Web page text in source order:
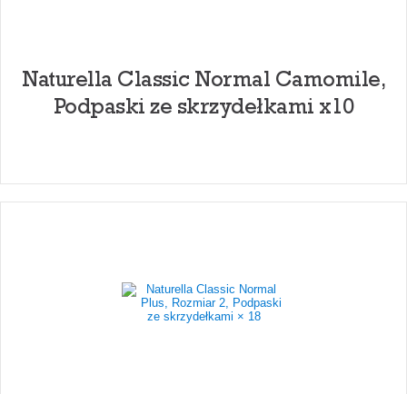
Naturella Classic Normal Camomile,
Podpaski ze skrzydełkami x10